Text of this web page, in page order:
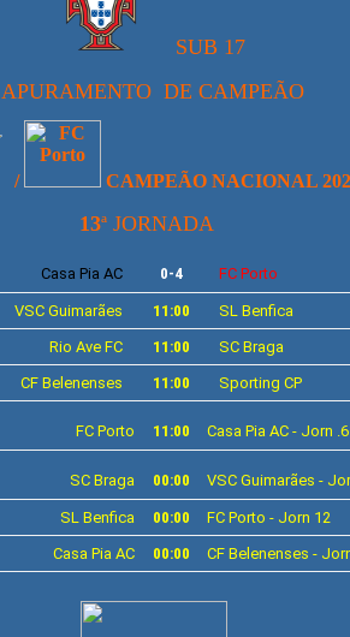
SUB 17
APURAMENTO DE CAMPEÃO
/ CAMPEÃO NACIONAL
13ª JORNADA
Casa Pia AC 0-4 FC Porto
VSC Guimarães 11:00 SL Benfica
Rio Ave FC 11:00
SC Braga
CF Belenenses 11:00 Sporting CP
FC Porto 11:00 Casa Pia AC - Jorn .6
SC Braga 00:00 VSC Guimarães -
SL Benfica 00:00
FC Porto - Jorn 12
Casa Pia AC
00:00 CF Belenenses -